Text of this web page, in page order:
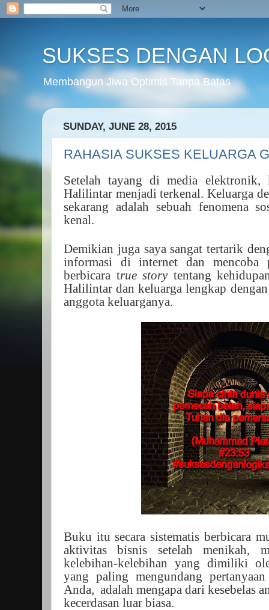
SUKSES DENGAN
Membangun Jiwa Optimis Tanpa Batas
SUNDAY, JUNE 28, 2015
RAHASIA SUKSES KELUARGA
Setelah tayang di media elektronik,
Halilintar menjadi terkenal. Keluarga
sekarang adalah sebuah fenomena
kenal.
Demikian juga saya sangat tertarik
informasi di internet dan mencoba
berbicara true storytentang
Halilintar dan keluarga lengkap
anggota keluarganya.
Buku itu secara sistematis berbicara
aktivitas bisnis setelah menikah,
kelebihan-kelebihan yang dimiliki
yang paling mengundang
Anda, adalah mengapa dari kesebelas
kecerdasan luar biasa.